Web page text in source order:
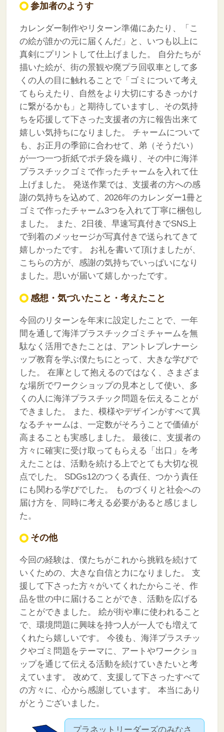
参加者のようす
カレンダー制作やリターン準備にあたり、「こ
の絵が誰かの元に届くんだ」と、いつも以上に
真剣にプリントして仕上げました。
自分たちが
描いた絵が、街の景観や廃プラ回収車として多
くの人の目に触れることで「ゴミについて考え
てもらえたり、自然をより大切にするきっかけ
に繋がるかも」と期待していますし、その気持
ちを応援して下さった支援者の方に報告出来て
嬉しい気持ちになりました。
チャームについて
も、お正月の季節に合わせて、弟（そうだい）
が一つ一つ折紙でポチ袋を織り、その中に海洋
プラスチックゴミで作ったチャームを入れて仕
上げました。
発送作業では、支援者の方への感
謝の気持ちを込めて、2026年のカレンダー1冊と
ゴミで作ったチャーム3つを入れて丁寧に梱包し
ました。
また、2日後、早速写真付きでSNS上
で到着のメッセージが写真付きで送られてきて
嬉しかったです。
お礼を書いて頂けましたが、
こちらの方が、感謝の気持ちでいっぱいになり
ました。思いが届いて嬉しかったです。
感想・気づいたこと・考えたこと
今回のリターンを年末に設定したことで、一年
間を通して海洋プラスチックゴミチャームを無
駄なく活用できたことは、アントレプレナーシ
ップ教育を学ぶ僕たちにとって、大きな学びで
した。
在庫として抱えるのではなく、さまざま
な場所でワークショップの見本として使い、多
くの人に海洋プラスチック問題を伝えることが
できました。
また、模様やデザインがすべて異
なるチャームは、一定数がそろうことで価値が
高まることも実感しました。
最後に、支援者の
方々に確実に受け取ってもらえる「出口」を考
えたことは、活動を続ける上でとても大切な視
点でした。
SDGs12のつくる責任、つかう責任
にも関わる学びでした。
ものづくりと社会への
届け方を、同時に考える必要があると感じまし
た。
その他
今回の経験は、僕たちがこれから挑戦を続けて
いくための、大きな自信と力になりました。
支
援して下さった方々がいてくれたからこそ、作
品を世の中に届けることができ、活動を広げる
ことができました。
絵が街や車に使われること
で、環境問題に興味を持つ人が一人でも増えて
くれたら嬉しいです。
今後も、海洋プラスチッ
クやゴミ問題をテーマに、アートやワークショ
ップを通じて伝える活動を続けていきたいと考
えています。
改めて、支援して下さったすべて
の方々に、心から感謝しています。
本当にあり
がとうございました。
プラネットリーダーズのみなさ